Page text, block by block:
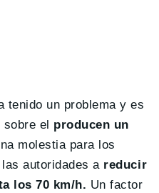
tenido un problema y es
el producen un
molestia para los
autoridades a reducir
los 70 km/h. Un factor